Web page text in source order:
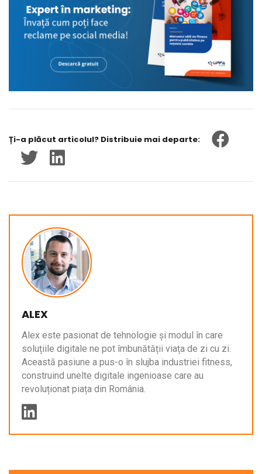
Ți-a plăcut articolul? Distribuie mai departe:
ALEX
Alex este pasionat de tehnologie și modul în care
soluțiile digitale ne pot îmbunătății viața de zi cu zi.
Această pasiune a pus-o în slujba industriei fitness,
construind unelte digitale ingenioase care au
revoluționat piața din România.